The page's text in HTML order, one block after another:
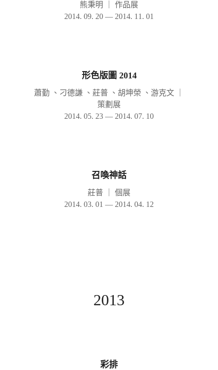
熊秉明
作品展
2014. 09. 20 — 2014. 11. 01
形色版圖 2014
蕭勤 、刁德謙 、莊普 、胡坤榮 、游克文
策劃展
2014. 05. 23 — 2014. 07. 10
召喚神話
莊普
個展
2014. 03. 01 — 2014. 04. 12
2013
彩排